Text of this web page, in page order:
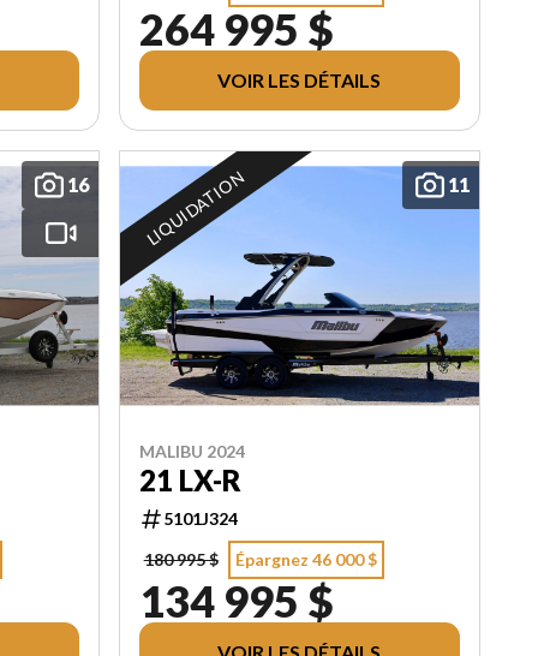
264 995 $
VOIR LES DÉTAILS
16 11
LIQUIDATION
MALIBU 2024
21 LX-R
5101J324
180 995 $
Épargnez 46 000 $
134 995 $